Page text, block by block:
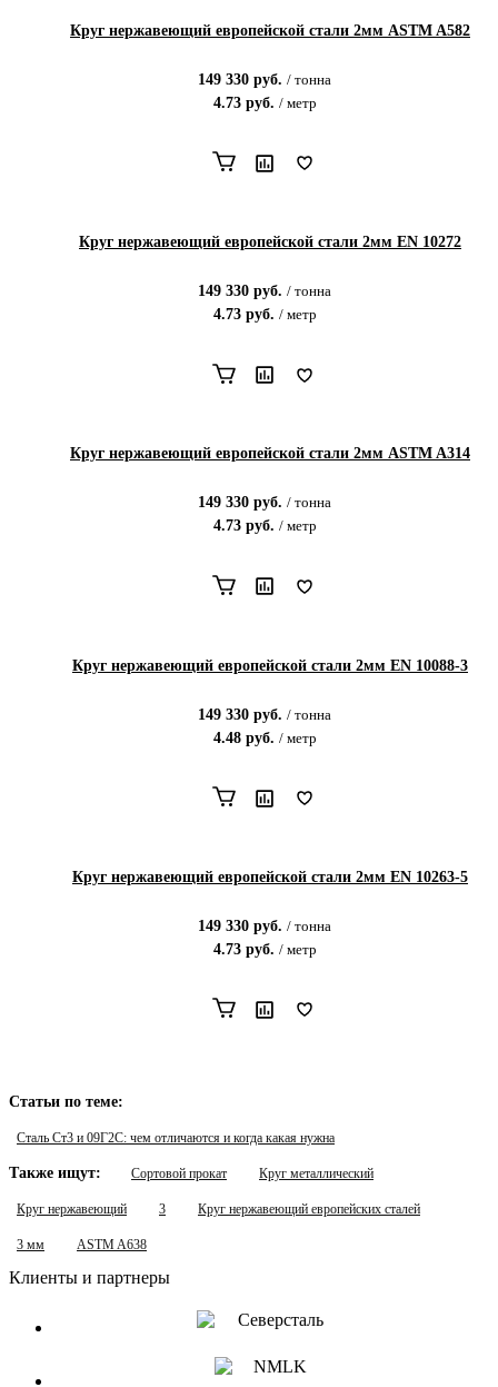
Круг нержавеющий европейской стали 2мм ASTM A582
149 330 руб. / тонна
4.73руб. / метр
Круг нержавеющий европейской стали 2мм EN 10272
149 330 руб. / тонна
4.73руб. / метр
Круг нержавеющий европейской стали 2мм ASTM A314
149 330 руб. / тонна
4.73руб. / метр
Круг нержавеющий европейской стали 2мм EN 10088-3
149 330 руб. / тонна
4.48руб. / метр
Круг нержавеющий европейской стали 2мм EN 10263-5
149 330 руб. / тонна
4.73руб. / метр
Статьи по теме:
Сталь Ст3 и 09Г2С: чем отличаются и когда какая нужна
Также ищут: Сортовой прокат Круг металлический
Круг нержавеющий 3 Круг нержавеющий европейских сталей
3 мм ASTM A638
Клиенты и партнеры